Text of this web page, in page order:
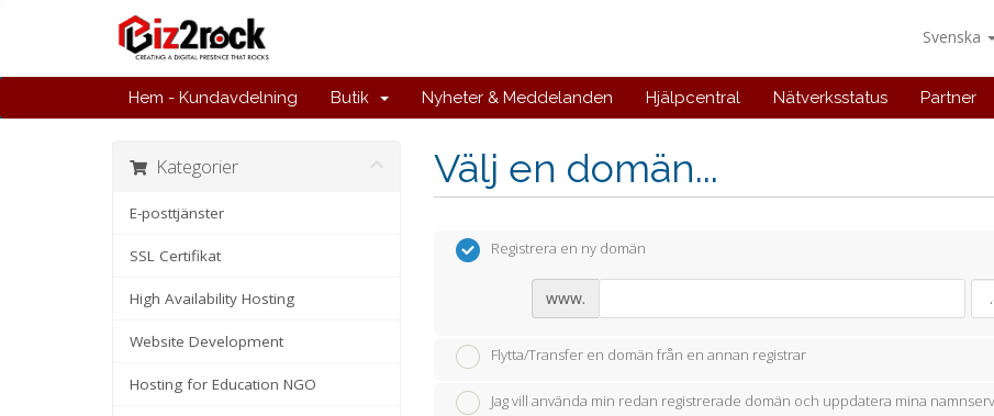
Svenska
Hem - Kundavdelning Butik Nyheter & Meddelanden Hjälpcentral Nätverksstatus Partner
Välj en domän...
Kategorier
E-posttjänster
SSL Certifikat
High Availability Hosting
Website Development
Hosting for Education NGO
Registrera en ny domän
www.
Flytta/Transfer en domän från en annan registrar
Jag vill använda min redan registrerade domän och uppdatera mina